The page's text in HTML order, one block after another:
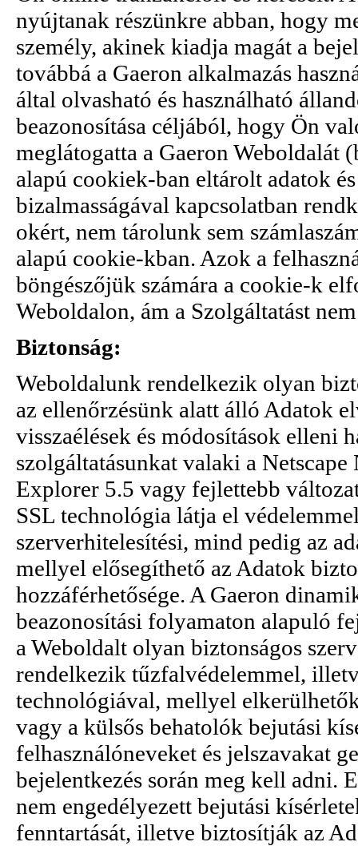
nyújtanak részünkre abban, hogy
személy, akinek kiadja magát a
továbbá a Gaeron alkalmazás
által olvasható és használható
beazonosítása céljából, hogy Ön
meglátogatta a Gaeron
alapú cookiek-ban eltárolt adatok
bizalmasságával kapcsolatban
okért, nem tárolunk sem
alapú cookie-kban. Azok a
böngészőjük számára a cookie-k
Weboldalon, ám a Szolgáltatást
Biztonság:
Weboldalunk rendelkezik olyan
az ellenőrzésünk alatt álló Adatok
visszaélések és módosítások elleni
szolgáltatásunkat valaki a
Explorer 5.5 vagy fejlettebb
SSL technológia látja el
szerverhitelesítési, mind pedig az
mellyel elősegíthető az Adatok
hozzáférhetősége. A Gaeron
beazonosítási folyamaton alapuló
a Weboldalt olyan biztonságos
rendelkezik tűzfalvédelemmel,
technológiával, mellyel
vagy a külsős behatolók bejutási
felhasználóneveket és jelszavakat
bejelentkezés során meg kell adni.
nem engedélyezett bejutási
fenntartását, illetve biztosítják az